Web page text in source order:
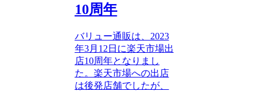
10周年
バリュー通販は、2023
年3月12日に楽天市場出
店10周年となりまし
た。楽天市場への出店
は後発店舗でしたが、